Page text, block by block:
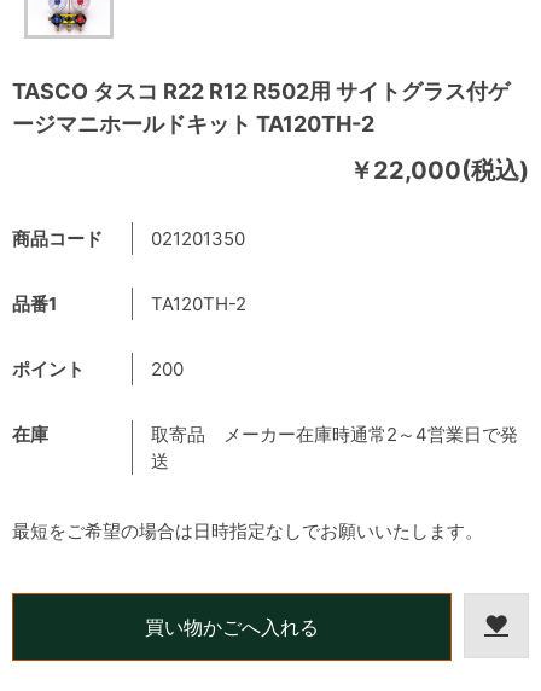
TASCO タスコ R22 R12 R502用 サイトグラス付ゲ
ージマニホールドキット TA120TH-2
￥22,000(税込)
商品コード 021201350
品番1 TA120TH-2
ポイント 200
在庫
取寄品 メーカー在庫時通常2～4営業日で発
送
最短をご希望の場合は日時指定なしでお願いいたします。